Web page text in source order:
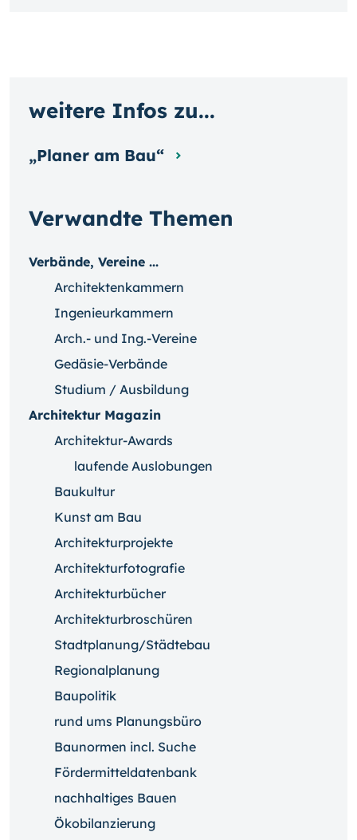
Verwandte Themen
Verbände, Vereine ...
Architektenkammern
Ingenieurkammern
Arch.- und Ing.-Vereine
Gedäsie-Verbände
Studium / Ausbildung
Architektur Magazin
Architektur-Awards
laufende Auslobungen
Baukultur
Kunst am Bau
Architekturprojekte
Architekturfotografie
Architekturbücher
Architekturbroschüren
Stadtplanung/Städtebau
Regionalplanung
Baupolitik
rund ums Planungsbüro
Baunormen incl. Suche
Fördermitteldatenbank
nachhaltiges Bauen
Ökobilanzierung
weitere Infos zu...
„Planer am Bau“